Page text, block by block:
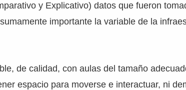
y Explicativo) datos que fueron
importante la variable de la
de calidad, con aulas del tamaño
espacio para moverse e interactuar, ni